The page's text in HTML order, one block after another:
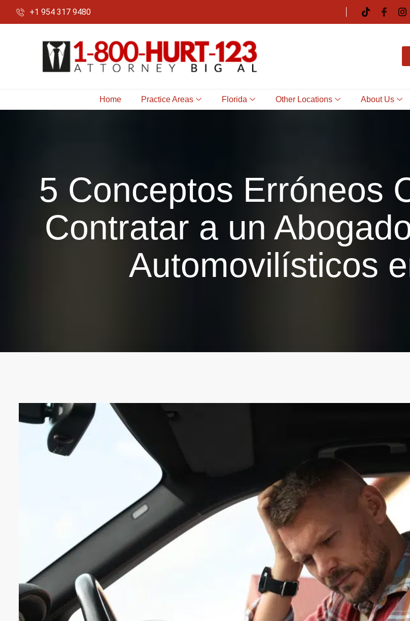
+1 954 317 9480
Home Practice Areas Florida Other Locations About Us
5 Conceptos Erróneos
Contratar a un
Automovilísticos